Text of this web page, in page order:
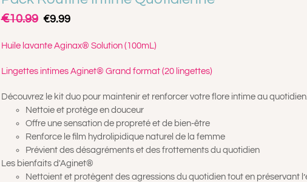
€10.99 Le
initial
€10.99.
€9.99Le
actuel
€9.99.
Huile lavante Aginax® Solution (100mL)
Lingettes intimes Aginet® Grand format (20 lingettes)
Découvrez le kit duo pour maintenir et renforcer votre flore intime au
Nettoie et protège en douceur
Offre une sensation de propreté et de bien-être
Renforce le film hydrolipidique naturel de la femme
Prévient des désagréments et des frottements du quotidien
Les bienfaits d'Aginet®
Nettoient et protègent des agressions du quotidien tout en préservant